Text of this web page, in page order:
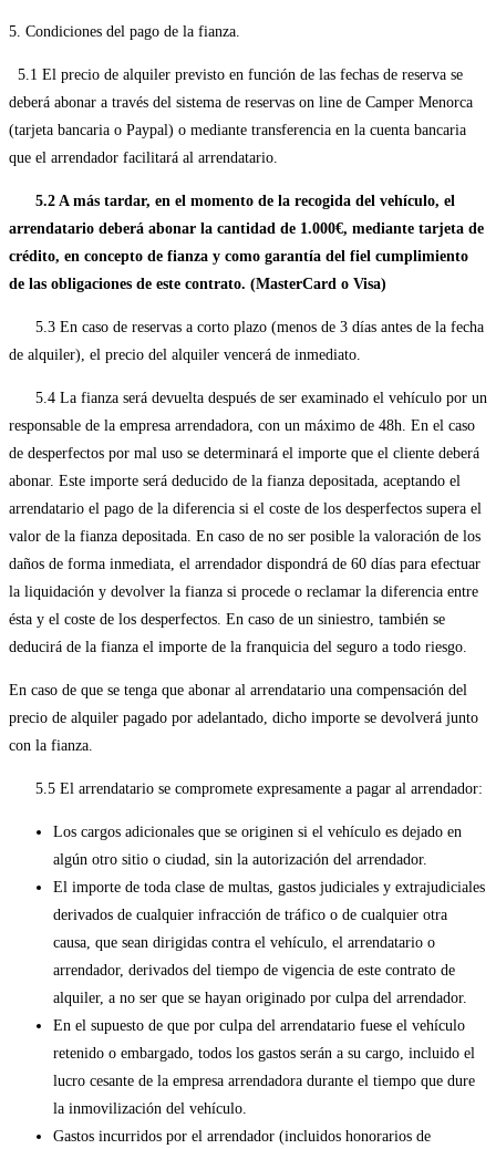
5. Condiciones del pago de la fianza.
5.1 El precio de alquiler previsto en función de las fechas de reserva se
deberá abonar a través del sistema de reservas on line de Camper Menorca
(tarjeta bancaria o Paypal) o mediante transferencia en la cuenta bancaria
que el arrendador facilitará al arrendatario.
5.2 A más tardar, en el momento de la recogida del vehículo, el
arrendatario deberá abonar la cantidad de 1.000€, mediante tarjeta de
crédito, en concepto de fianza y como garantía del fiel cumplimiento
de las obligaciones de este contrato. (MasterCard o Visa)
5.3 En caso de reservas a corto plazo (menos de 3 días antes de la fecha
de alquiler), el precio del alquiler vencerá de inmediato.
5.4 La fianza será devuelta después de ser examinado el vehículo por un
responsable de la empresa arrendadora, con un máximo de 48h. En el caso
de desperfectos por mal uso se determinará el importe que el cliente deberá
abonar. Este importe será deducido de la fianza depositada, aceptando el
arrendatario el pago de la diferencia si el coste de los desperfectos supera el
valor de la fianza depositada. En caso de no ser posible la valoración de los
daños de forma inmediata, el arrendador dispondrá de 60 días para efectuar
la liquidación y devolver la fianza si procede o reclamar la diferencia entre
ésta y el coste de los desperfectos. En caso de un siniestro, también se
deducirá de la fianza el importe de la franquicia del seguro a todo riesgo.
En caso de que se tenga que abonar al arrendatario una compensación del
precio de alquiler pagado por adelantado, dicho importe se devolverá junto
con la fianza.
5.5 El arrendatario se compromete expresamente a pagar al arrendador:
Los cargos adicionales que se originen si el vehículo es dejado en
algún otro sitio o ciudad, sin la autorización del arrendador.
El importe de toda clase de multas, gastos judiciales y extrajudiciales
derivados de cualquier infracción de tráfico o de cualquier otra
causa, que sean dirigidas contra el vehículo, el arrendatario o
arrendador, derivados del tiempo de vigencia de este contrato de
alquiler, a no ser que se hayan originado por culpa del arrendador.
En el supuesto de que por culpa del arrendatario fuese el vehículo
retenido o embargado, todos los gastos serán a su cargo, incluido el
lucro cesante de la empresa arrendadora durante el tiempo que dure
la inmovilización del vehículo.
Gastos incurridos por el arrendador (incluidos honorarios de